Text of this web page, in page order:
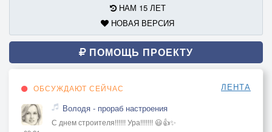
НАМ 15 ЛЕТ
НОВАЯ ВЕРСИЯ
ПОМОЩЬ ПРОЕКТУ
ОБСУЖДАЮТ СЕЙЧАС ЛЕНТА
Володя - прораб настроения
С днем строителя!!!!!! Ура!!!!!!! 😃👍✨